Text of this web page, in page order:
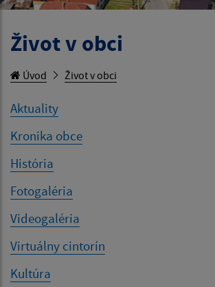
Život v obci
Úvod Život v obci
Aktuality
Kronika obce
História
Fotogaléria
Videogaléria
Virtuálny cintorín
Kultúra